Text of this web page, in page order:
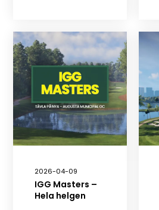
2026-04-09
IGG Masters –
Hela helgen